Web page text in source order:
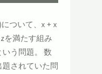
について、x + x
を満たす組み
う問題。 数
されていた問